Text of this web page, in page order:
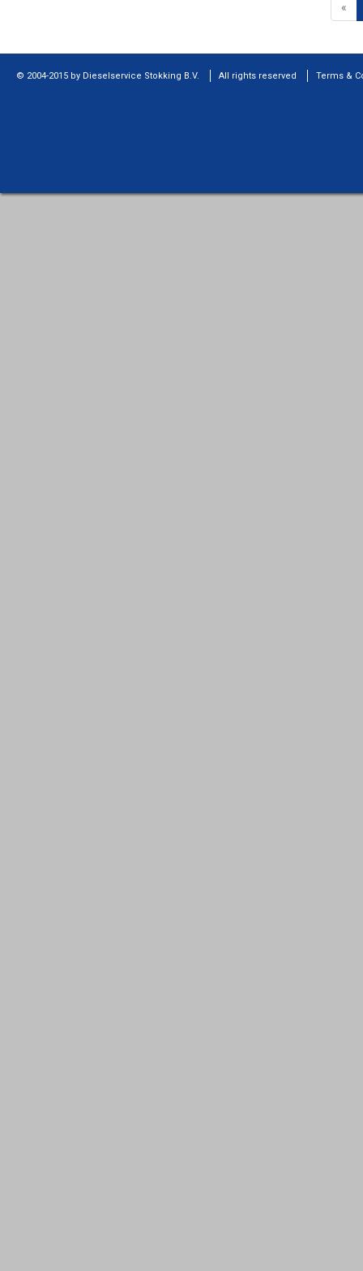
«
© 2004-2015 by Dieselservice Stokking B.V. All rights reserved Terms &